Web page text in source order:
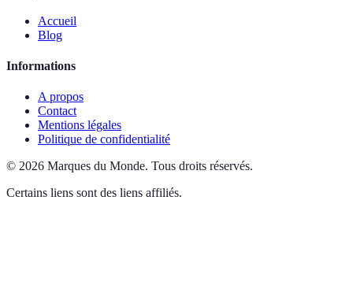
Accueil
Blog
Informations
A propos
Contact
Mentions légales
Politique de confidentialité
© 2026 Marques du Monde. Tous droits réservés.
Certains liens sont des liens affiliés.